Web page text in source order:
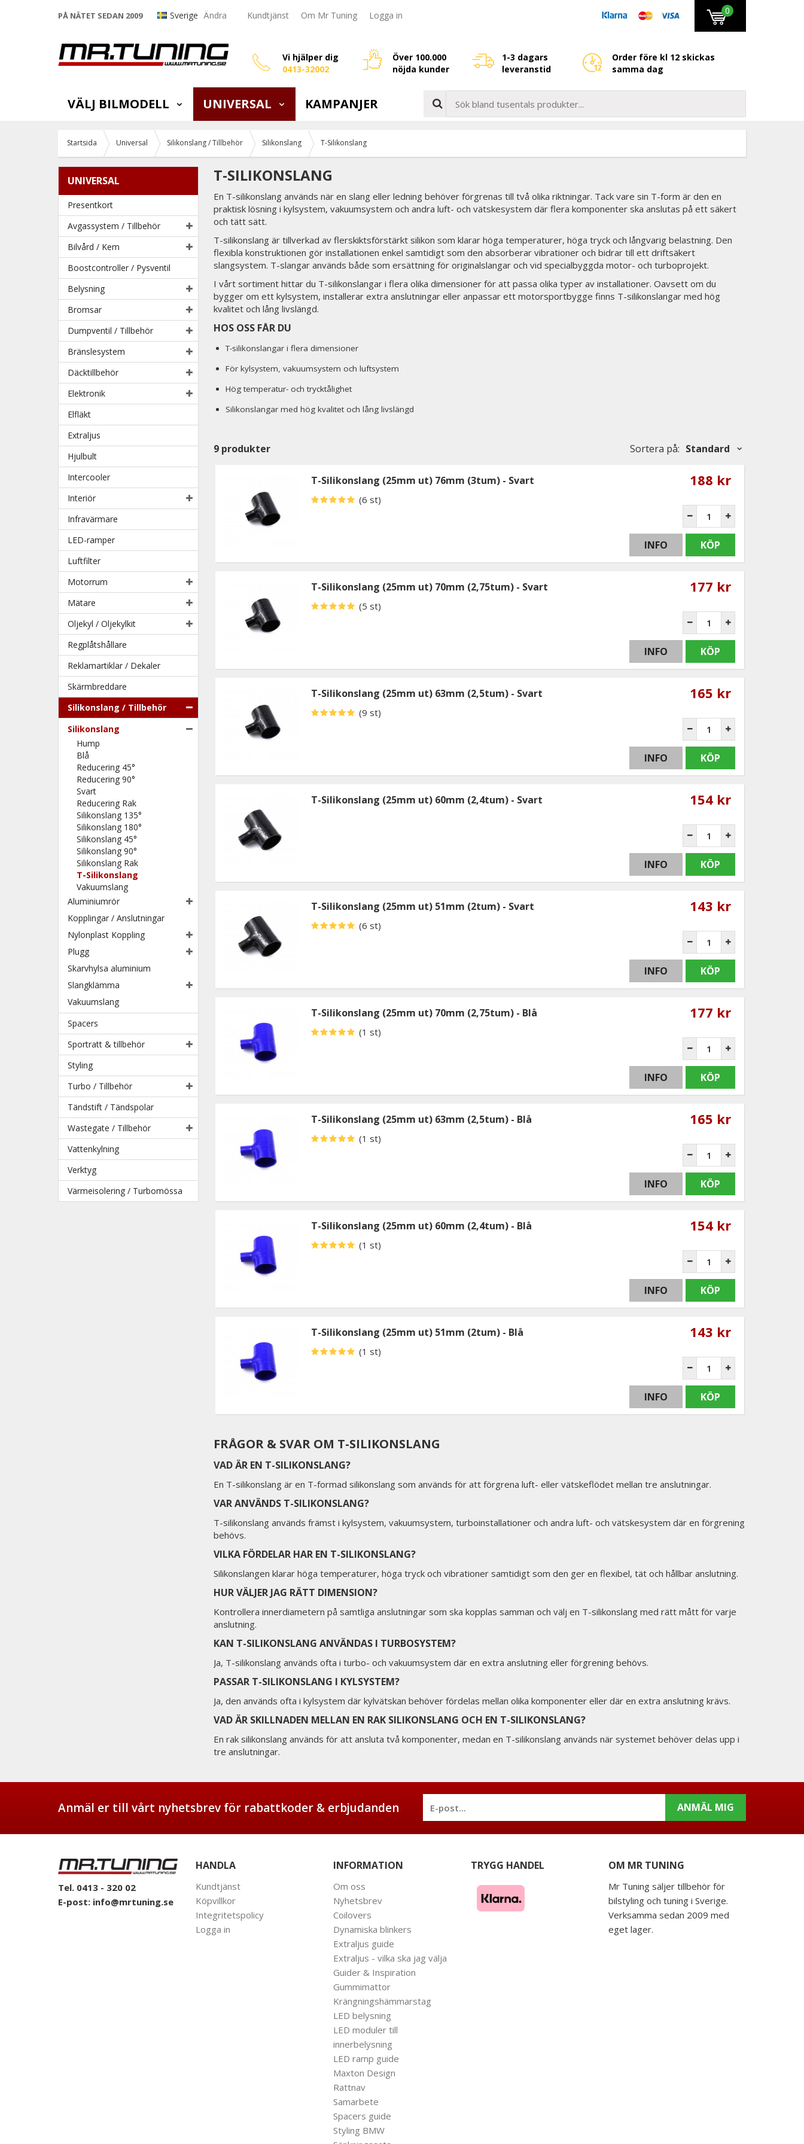
PÅ NÄTET SEDAN 2009 Sverige Ändra Kundtjänst Om Mr Tuning Logga in 0
Vi hjälper dig
0413-32002
Över 100.000
nöjda kunder
1-3 dagars
leveranstid
Order före kl 12 skickas
samma dag
VÄLJ BILMODELL UNIVERSAL KAMPANJER
Startsida Universal Silikonslang / Tillbehör Silikonslang T-Silikonslang
UNIVERSAL
Presentkort
Avgassystem / Tillbehör
Bilvård / Kem
Boostcontroller / Pysventil
Belysning
Bromsar
Dumpventil / Tillbehör
Bränslesystem
Däcktillbehör
Elektronik
Elfläkt
Extraljus
Hjulbult
Intercooler
Interiör
Infravärmare
LED-ramper
Luftfilter
Motorrum
Mätare
Oljekyl / Oljekylkit
Regplåtshållare
Reklamartiklar / Dekaler
Skärmbreddare
Silikonslang / Tillbehör
Silikonslang
Hump
Blå
Reducering 45°
Reducering 90°
Svart
Reducering Rak
Silikonslang 135°
Silikonslang 180°
Silikonslang 45°
Silikonslang 90°
Silikonslang Rak
T-Silikonslang
Vakuumslang
Aluminiumrör
Kopplingar / Anslutningar
Nylonplast Koppling
Plugg
Skarvhylsa aluminium
Slangklämma
Vakuumslang
Spacers
Sportratt & tillbehör
Styling
Turbo / Tillbehör
Tändstift / Tändspolar
Wastegate / Tillbehör
Vattenkylning
Verktyg
Värmeisolering / Turbomössa
T-SILIKONSLANG
En T-silikonslang används när en slang eller ledning behöver förgrenas till två olika riktningar. Tack vare sin T-form är den en
praktisk lösning i kylsystem, vakuumsystem och andra luft- och vätskesystem där flera komponenter ska anslutas på ett säkert
och tätt sätt.
T-silikonslang är tillverkad av flerskiktsförstärkt silikon som klarar höga temperaturer, höga tryck och långvarig belastning. Den
flexibla konstruktionen gör installationen enkel samtidigt som den absorberar vibrationer och bidrar till ett driftsäkert
slangsystem. T-slangar används både som ersättning för originalslangar och vid specialbyggda motor- och turboprojekt.
I vårt sortiment hittar du T-silikonslangar i flera olika dimensioner för att passa olika typer av installationer. Oavsett om du
bygger om ett kylsystem, installerar extra anslutningar eller anpassar ett motorsportbygge finns T-silikonslangar med hög
kvalitet och lång livslängd.
HOS OSS FÅR DU
T-silikonslangar i flera dimensioner
För kylsystem, vakuumsystem och luftsystem
Hög temperatur- och trycktålighet
Silikonslangar med hög kvalitet och lång livslängd
9 produkter Sortera på: Standard
T-Silikonslang (25mm ut) 76mm (3tum) - Svart
(6 st)
188 kr
INFO KÖP
T-Silikonslang (25mm ut) 70mm (2,75tum) - Svart
(5 st)
177 kr
INFO KÖP
T-Silikonslang (25mm ut) 63mm (2,5tum) - Svart
(9 st)
165 kr
INFO KÖP
T-Silikonslang (25mm ut) 60mm (2,4tum) - Svart 154 kr
INFO KÖP
T-Silikonslang (25mm ut) 51mm (2tum) - Svart
(6 st)
143 kr
INFO KÖP
T-Silikonslang (25mm ut) 70mm (2,75tum) - Blå
(1 st)
177 kr
INFO KÖP
T-Silikonslang (25mm ut) 63mm (2,5tum) - Blå
(1 st)
165 kr
INFO KÖP
T-Silikonslang (25mm ut) 60mm (2,4tum) - Blå
(1 st)
154 kr
INFO KÖP
T-Silikonslang (25mm ut) 51mm (2tum) - Blå
(1 st)
143 kr
INFO KÖP
FRÅGOR & SVAR OM T-SILIKONSLANG
VAD ÄR EN T-SILIKONSLANG?
En T-silikonslang är en T-formad silikonslang som används för att förgrena luft- eller vätskeflödet mellan tre anslutningar.
VAR ANVÄNDS T-SILIKONSLANG?
T-silikonslang används främst i kylsystem, vakuumsystem, turboinstallationer och andra luft- och vätskesystem där en förgrening
behövs.
VILKA FÖRDELAR HAR EN T-SILIKONSLANG?
Silikonslangen klarar höga temperaturer, höga tryck och vibrationer samtidigt som den ger en flexibel, tät och hållbar anslutning.
HUR VÄLJER JAG RÄTT DIMENSION?
Kontrollera innerdiametern på samtliga anslutningar som ska kopplas samman och välj en T-silikonslang med rätt mått för varje
anslutning.
KAN T-SILIKONSLANG ANVÄNDAS I TURBOSYSTEM?
Ja, T-silikonslang används ofta i turbo- och vakuumsystem där en extra anslutning eller förgrening behövs.
PASSAR T-SILIKONSLANG I KYLSYSTEM?
Ja, den används ofta i kylsystem där kylvätskan behöver fördelas mellan olika komponenter eller där en extra anslutning krävs.
VAD ÄR SKILLNADEN MELLAN EN RAK SILIKONSLANG OCH EN T-SILIKONSLANG?
En rak silikonslang används för att ansluta två komponenter, medan en T-silikonslang används när systemet behöver delas upp i
tre anslutningar.
Anmäl er till vårt nyhetsbrev för rabattkoder & erbjudanden ANMÄL MIG
Tel. 0413 - 320 02
E-post: info@mrtuning.se
HANDLA
Kundtjänst
Köpvillkor
Integritetspolicy
Logga in
INFORMATION
Om oss
Nyhetsbrev
Coilovers
Dynamiska blinkers
Extraljus guide
Extraljus - vilka ska jag välja
Guider & Inspiration
Gummimattor
Krängningshämmarstag
LED belysning
LED moduler till
innerbelysning
LED ramp guide
Maxton Design
Rattnav
Samarbete
Spacers guide
Styling BMW
TRYGG HANDEL OM MR TUNING
Mr Tuning säljer tillbehör för
bilstyling och tuning i Sverige.
Verksamma sedan 2009 med
eget lager.